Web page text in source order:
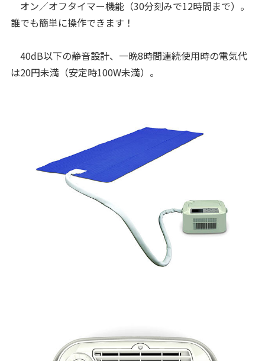
オン／オフタイマー機能（30分刻みで12時間まで）。
誰でも簡単に操作できます！
40dB以下の静音設計、一晩8時間連続使用時の電気代
は20円未満（安定時100W未満）。